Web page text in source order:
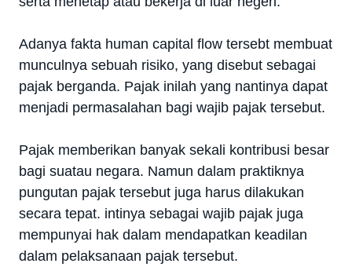
Adanya fakta human capital flow tersebt membuat
munculnya sebuah risiko, yang disebut sebagai
pajak berganda. Pajak inilah yang nantinya dapat
menjadi permasalahan bagi wajib pajak tersebut.
Pajak memberikan banyak sekali kontribusi besar
bagi suatau negara. Namun dalam praktiknya
pungutan pajak tersebut juga harus dilakukan
secara tepat. intinya sebagai wajib pajak juga
mempunyai hak dalam mendapatkan keadilan
dalam pelaksanaan pajak tersebut.